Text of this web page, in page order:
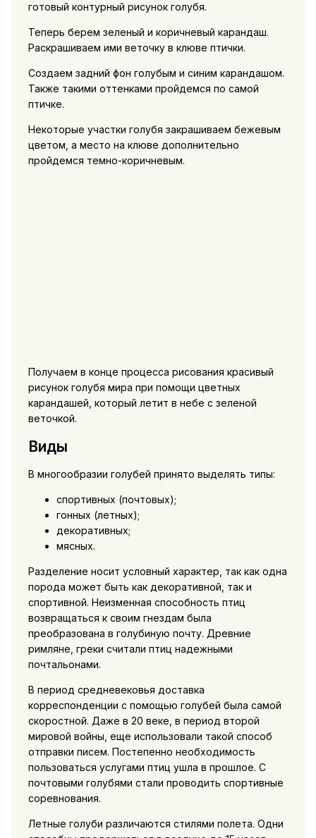
готовый контурный рисунок голубя.
Теперь берем зеленый и коричневый карандаш.
Раскрашиваем ими веточку в клюве птички.
Создаем задний фон голубым и синим карандашом.
Также такими оттенками пройдемся по самой
птичке.
Некоторые участки голубя закрашиваем бежевым
цветом, а место на клюве дополнительно
пройдемся темно-коричневым.
Получаем в конце процесса рисования красивый
рисунок голубя мира при помощи цветных
карандашей, который летит в небе с зеленой
веточкой.
Виды
В многообразии голубей принято выделять типы:
спортивных (почтовых);
гонных (летных);
декоративных;
мясных.
Разделение носит условный характер, так как одна
порода может быть как декоративной, так и
спортивной. Неизменная способность птиц
возвращаться к своим гнездам была
преобразована в голубиную почту. Древние
римляне, греки считали птиц надежными
почтальонами.
В период средневековья доставка
корреспонденции с помощью голубей была самой
скоростной. Даже в 20 веке, в период второй
мировой войны, еще использовали такой способ
отправки писем. Постепенно необходимость
пользоваться услугами птиц ушла в прошлое. С
почтовыми голубями стали проводить спортивные
соревнования.
Летные голуби различаются стилями полета. Одни